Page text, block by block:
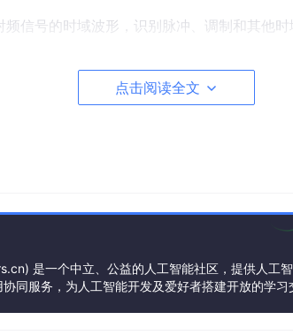
频信号的时域波形，识别脉冲、调制和其他时
用于测量天线参数，如阻抗匹配、
）：**
点击阅读全文
是一个中立、公益的人工智能社区，提供人工
同服务，为人工智能开发及爱好者搭建开放的学习